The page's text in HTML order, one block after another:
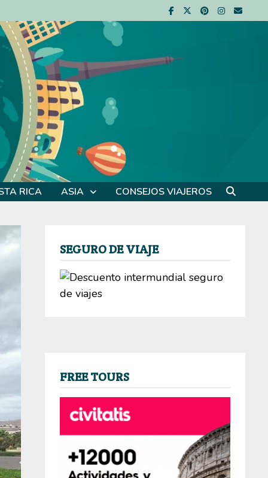
RICA ASIA CONSEJOS VIAJEROS
SEGURO DE VIAJE
FREE TOURS